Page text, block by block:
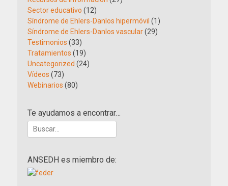
Sector educativo (12)
Síndrome de Ehlers-Danlos hipermóvil (1)
Síndrome de Ehlers-Danlos vascular(29)
Testimonios (33)
Tratamientos (19)
Uncategorized (24)
Vídeos (73)
Webinarios (80)
Te ayudamos a encontrar…
Buscar:
ANSEDH es miembro de: